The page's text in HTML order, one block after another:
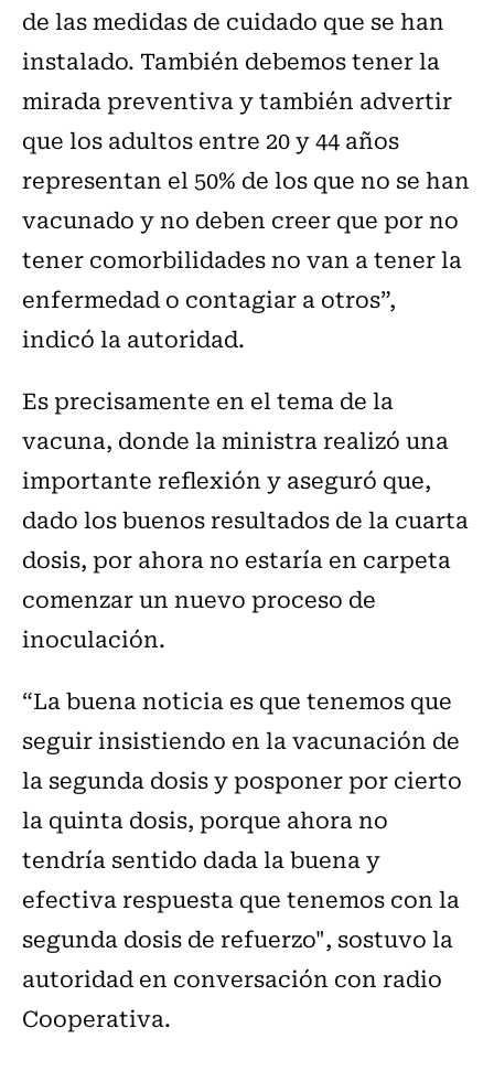
de las medidas de cuidado que se han
instalado. También debemos tener la
mirada preventiva y también advertir
que los adultos entre 20 y 44 años
representan el 50% de los que no se han
vacunado y no deben creer que por no
tener comorbilidades no van a tener la
enfermedad o contagiar a otros”,
indicó la autoridad.
Es precisamente en el tema de la
vacuna, donde la ministra realizó una
importante reflexión y aseguró que,
dado los buenos resultados de la cuarta
dosis, por ahora no estaría en carpeta
comenzar un nuevo proceso de
inoculación.
“La buena noticia es que tenemos que
seguir insistiendo en la vacunación de
la segunda dosis y posponer por cierto
la quinta dosis, porque ahora no
tendría sentido dada la buena y
efectiva respuesta que tenemos con la
segunda dosis de refuerzo", sostuvo la
autoridad en conversación con radio
Cooperativa.